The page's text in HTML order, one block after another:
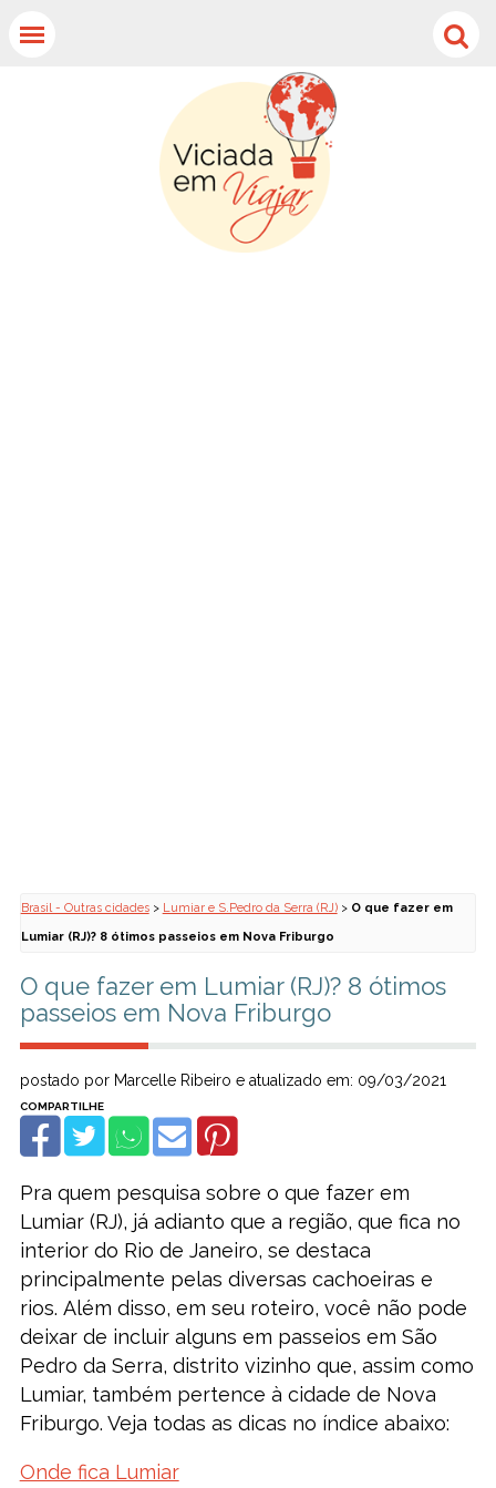
Brasil - Outras cidades> Lumiar e S.Pedro da Serra (RJ)> O que fazer em
Lumiar (RJ)? 8 ótimos passeios em Nova Friburgo
O que fazer em Lumiar (RJ)? 8 ótimos
passeios em Nova Friburgo
postado por Marcelle Ribeiro e atualizado em: 09/03/2021
Pra quem pesquisa sobre o que fazer em
Lumiar (RJ), já adianto que a região, que fica no
interior do Rio de Janeiro, se destaca
principalmente pelas diversas cachoeiras e
rios. Além disso, em seu roteiro, você não pode
deixar de incluir alguns em passeios em São
Pedro da Serra, distrito vizinho que, assim como
Lumiar, também pertence à cidade de Nova
Friburgo. Veja todas as dicas no índice abaixo:
Onde fica Lumiar